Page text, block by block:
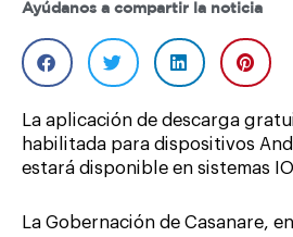
Ayúdanos a compartir la noticia
La aplicación de descarga
habilitada para dispositivos
estará disponible en sistemas
La Gobernación de Casanare,